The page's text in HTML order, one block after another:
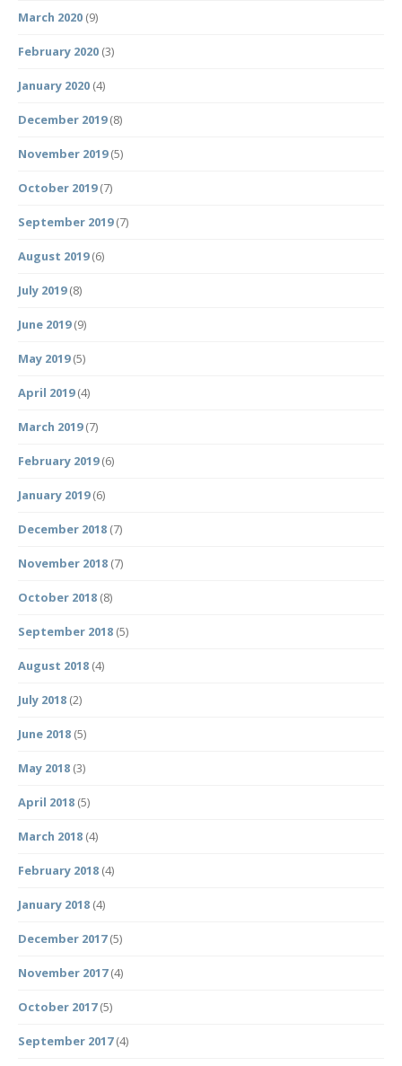
March 2020 (9)
February 2020 (3)
January 2020 (4)
December 2019(8)
November 2019(5)
October 2019(7)
September 2019(7)
August 2019(6)
July 2019(8)
June 2019(9)
May 2019(5)
April 2019(4)
March 2019(7)
February 2019(6)
January 2019(6)
December 2018 (7)
November 2018 (7)
October 2018 (8)
September 2018 (5)
August 2018 (4)
July 2018 (2)
June 2018 (5)
May 2018 (3)
April 2018 (5)
March 2018 (4)
February 2018 (4)
January 2018 (4)
December 2017(5)
November 2017(4)
October 2017(5)
September 2017(4)